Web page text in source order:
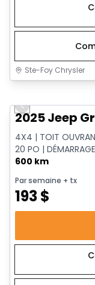
Ste-Foy Chrysler
Previous slide
2025 Jeep
4X4 | TOIT
20 PO |
600 km
Par semaine + tx
193$